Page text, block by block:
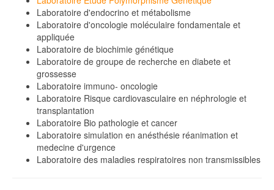
Laboratoire d'endocrino et métabolisme
Laboratoire d'oncologie moléculaire fondamentale et
appliquée
Laboratoire de biochimie génétique
Laboratoire de groupe de recherche en diabete et
grossesse
Laboratoire immuno- oncologie
Laboratoire Risque cardiovasculaire en néphrologie et
transplantation
Laboratoire Bio pathologie et cancer
Laboratoire simulation en anésthésie réanimation et
medecine d'urgence
Laboratoire des maladies respiratoires non transmissibles